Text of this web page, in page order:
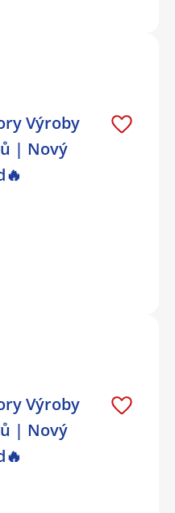
Výroby
| Nový
Výroby
| Nový